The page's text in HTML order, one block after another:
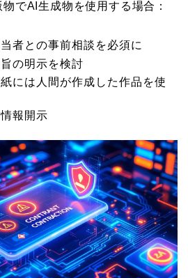
でAI生成物を使用する場合：
者との事前相談を必須に
の明示を検討
には人間が作成した作品を使
報開示